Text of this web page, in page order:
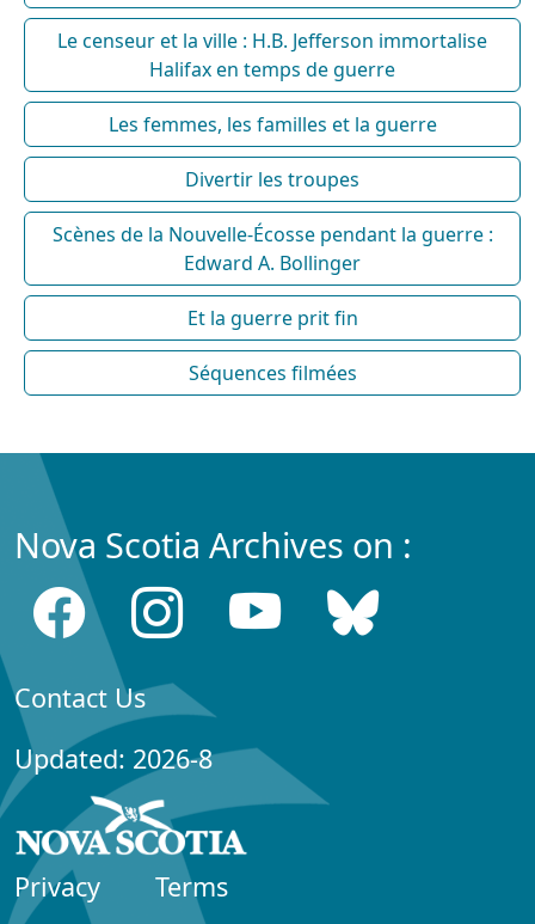
Le censeur et la ville : H.B. Jefferson immortalise
Halifax en temps de guerre
Les femmes, les familles et la guerre
Divertir les troupes
Scènes de la Nouvelle-Écosse pendant la guerre :
Edward A. Bollinger
Et la guerre prit fin
Séquences filmées
Nova Scotia Archives on :
Contact Us
Updated: 2026-8
Privacy
Terms